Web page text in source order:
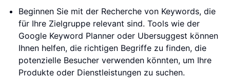
Beginnen Sie mit der Recherche von Keywords, die
für Ihre Zielgruppe relevant sind. Tools wie der
Google Keyword Planner oder Ubersuggest können
Ihnen helfen, die richtigen Begriffe zu finden, die
potenzielle Besucher verwenden könnten, um Ihre
Produkte oder Dienstleistungen zu suchen.